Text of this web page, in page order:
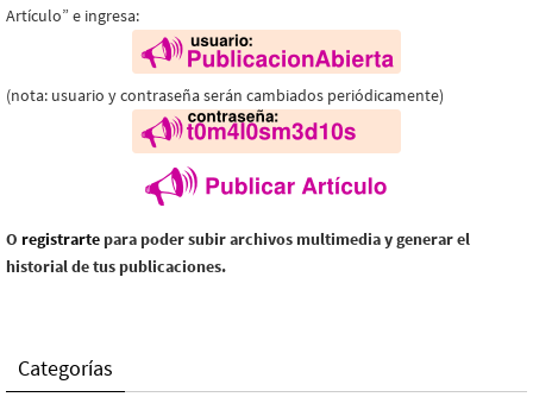
Artículo” e ingresa:
(nota: usuario y contraseña serán cambiados periódicamente)
O registrarte para poder subir archivos multimedia y generar el
historial de tus publicaciones.
Categorías